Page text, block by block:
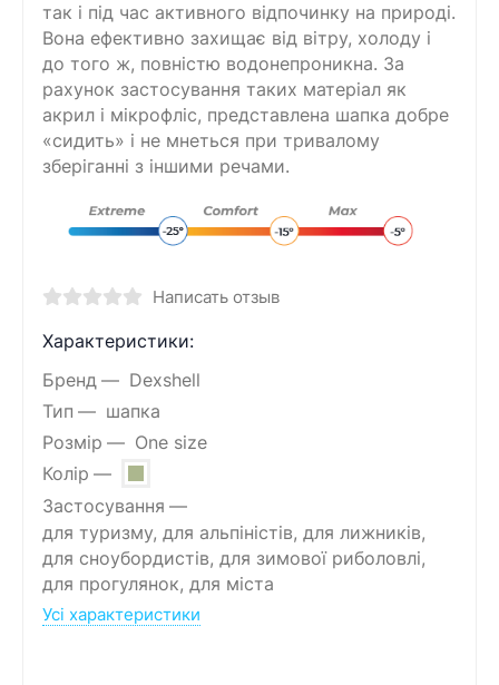
так і під час активного відпочинку на природі.
Вона ефективно захищає від вітру, холоду і
до того ж, повністю водонепроникна. За
рахунок застосування таких матеріал як
акрил і мікрофліс, представлена шапка добре
«сидить» і не мнеться при тривалому
зберіганні з іншими речами.
Написать отзыв
Характеристики:
Бренд
Dexshell
Тип
шапка
Розмір
One size
Колір
Застосування
для туризму, для альпіністів, для лижників,
для сноубордистів, для зимової риболовлі,
для прогулянок, для міста
Усі характеристики